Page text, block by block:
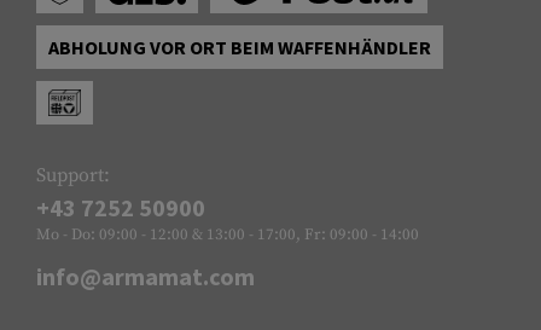
ABHOLUNG VOR ORT BEIM WAFFENHÄNDLER
Support:
+43 7252 50900
Mo - Do: 09:00 - 12:00 & 13:00 - 17:00, Fr: 09:00 - 14:00
info@armamat.com